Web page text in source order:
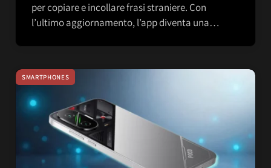
per copiare e incollare frasi straniere. Con
l’ultimo aggiornamento, l’app diventa una…
SMARTPHONES